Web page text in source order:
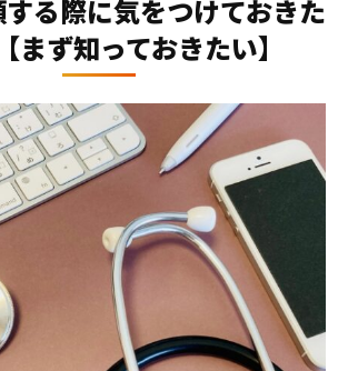
る際に気をつけておきた
まず知っておきたい】